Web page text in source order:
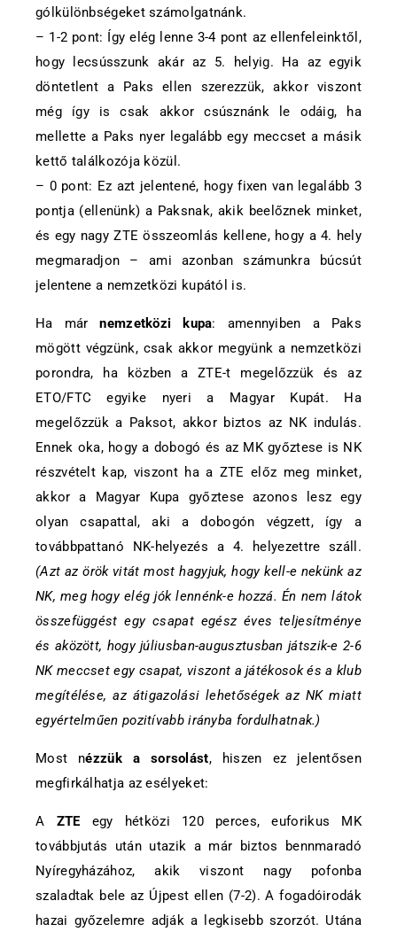
gólkülönbségeket számolgatnánk.
– 1-2 pont: Így elég lenne 3-4 pont az ellenfeleinktől,
hogy lecsússzunk akár az 5. helyig. Ha az egyik
döntetlent a Paks ellen szerezzük, akkor viszont
még így is csak akkor csúsznánk le odáig, ha
mellette a Paks nyer legalább egy meccset a másik
kettő találkozója közül.
– 0 pont: Ez azt jelentené, hogy fixen van legalább 3
pontja (ellenünk) a Paksnak, akik beelőznek minket,
és egy nagy ZTE összeomlás kellene, hogy a 4. hely
megmaradjon – ami azonban számunkra búcsút
jelentene a nemzetközi kupától is.
Ha márnemzetközi kupa: amennyiben a Paks
mögött végzünk, csak akkor megyünk a nemzetközi
porondra, ha közben a ZTE-t megelőzzük és az
ETO/FTC egyike nyeri a Magyar Kupát. Ha
megelőzzük a Paksot, akkor biztos az NK indulás.
Ennek oka, hogy a dobogó és az MK győztese is NK
részvételt kap, viszont ha a ZTE előz meg minket,
akkor a Magyar Kupa győztese azonos lesz egy
olyan csapattal, aki a dobogón végzett, így a
továbbpattanó NK-helyezés a 4. helyezettre száll.
(Azt az örök vitát most hagyjuk, hogy kell-e nekünk az
NK, meg hogy elég jók lennénk-e hozzá. Én nem látok
összefüggést egy csapat egész éves teljesítménye
és aközött, hogy júliusban-augusztusban játszik-e 2-6
NK meccset egy csapat, viszont a játékosok és a klub
megítélése, az átigazolási lehetőségek az NK miatt
egyértelműen pozitívabb irányba fordulhatnak.)
Most nézzük a sorsolást, hiszen ez jelentősen
megfirkálhatja az esélyeket:
A ZTEegy hétközi 120 perces, euforikus MK
továbbjutás után utazik a már biztos bennmaradó
Nyíregyházához, akik viszont nagy pofonba
szaladtak bele az Újpest ellen (7-2). A fogadóirodák
hazai győzelemre adják a legkisebb szorzót. Utána